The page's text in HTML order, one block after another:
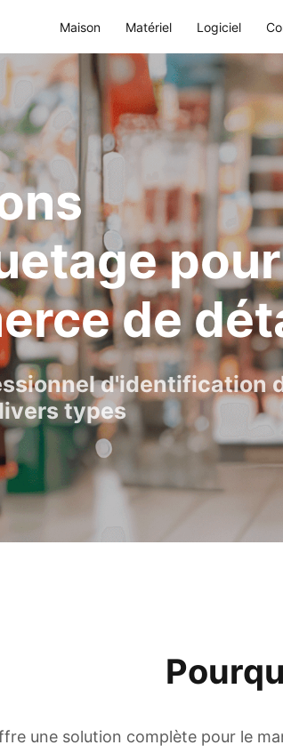
Maison Matériel Logiciel
de
d'identification
types
une solution complète pour le